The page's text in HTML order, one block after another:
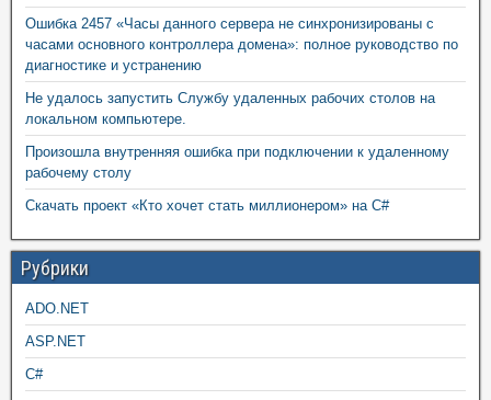
Ошибка 2457 «Часы данного сервера не синхронизированы с
часами основного контроллера домена»: полное руководство по
диагностике и устранению
Не удалось запустить Службу удаленных рабочих столов на
локальном компьютере.
Произошла внутренняя ошибка при подключении к удаленному
рабочему столу
Скачать проект «Кто хочет стать миллионером» на C#
Рубрики
ADO.NET
ASP.NET
C#